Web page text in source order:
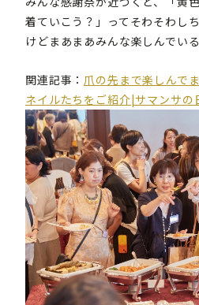
着ていこう？」ってそわそわし
けどまあまあみんな楽しんでい
関連記事：爪の先まで楽しんで
ネイルたちをご紹介|サマンサの